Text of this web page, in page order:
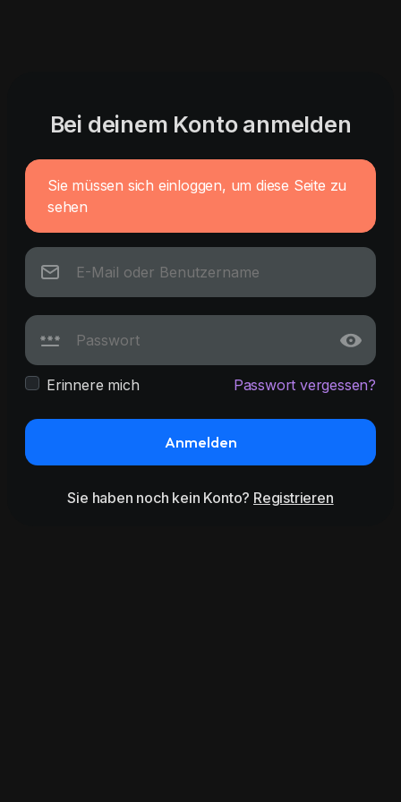
Bei deinem Konto anmelden
Sie müssen sich einloggen, um diese Seite zu
sehen
Erinnere mich Passwort vergessen?
Anmelden
Sie haben noch kein Konto? Registrieren